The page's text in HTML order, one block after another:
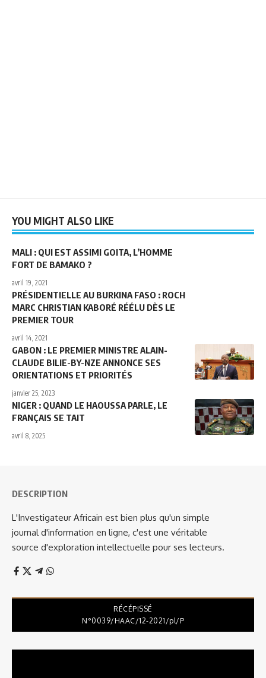
YOU MIGHT ALSO LIKE
MALI : QUI EST ASSIMI GOITA, L’HOMME
FORT DE BAMAKO ?
avril 19, 2021
PRÉSIDENTIELLE AU BURKINA FASO : ROCH
MARC CHRISTIAN KABORÉ RÉÉLU DÈS LE
PREMIER TOUR
avril 14, 2021
GABON : LE PREMIER MINISTRE ALAIN-
CLAUDE BILIE-BY-NZE ANNONCE SES
ORIENTATIONS ET PRIORITÉS
janvier 25, 2023
NIGER : QUAND LE HAOUSSA PARLE, LE
FRANÇAIS SE TAIT
avril 8, 2025
DESCRIPTION
L'Investigateur Africain est bien plus qu'un simple
journal d'information en ligne, c'est une véritable
source d'exploration intellectuelle pour ses lecteurs.
RÉCÉPISSÉ
N°0039/HAAC/12-2021/pl/P